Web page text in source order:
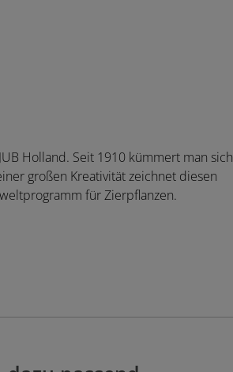
Holland. Seit 1910 kümmert man sich
großen Kreativität zeichnet diesen
für Zierpflanzen.